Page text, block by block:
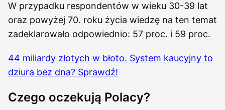
W przypadku respondentów w wieku 30-39 lat
oraz powyżej 70. roku życia wiedzę na ten temat
zadeklarowało odpowiednio: 57 proc. i 59 proc.
44 miliardy złotych w błoto. System kaucyjny to
dziura bez dna? Sprawdź!
Czego oczekują Polacy?